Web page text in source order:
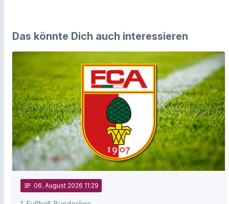
Das könnte Dich auch interessieren
notes 06. August 2026 11:29